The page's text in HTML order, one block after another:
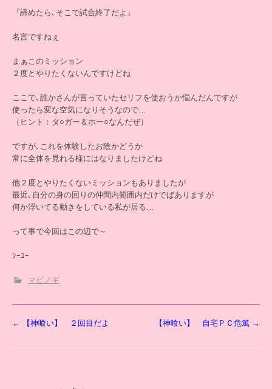
『諦めたら､そこで試合終了だよ』
名言ですねぇ
まぁこのミッション
２度とやりたくないんですけどね
ここで､誰かさんが言っていたセリフを使おうか悩んだんですが
使ったら変な空気になりそうなので…
（ヒント：タ○ガー＆ホー○なんだぜ）
ですが､これを体験したお陰かどうか
常に全体を見れる様にはなりましたけどね
他２度とやりたくないミッションもありましたが
最近､自分の身の回りの仲間内範囲内だけでばありますが
何か浮いてる動きをしている私が居る…
って事で今回はこの辺で～
ｼｰﾕｰ
マビノギ
投
ナ
← 【神喰い】 ２回目だよ 【神喰い】 自宅ＰＣ危篤 →